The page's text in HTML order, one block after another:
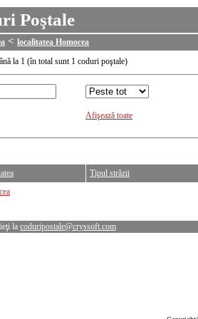
Poştale
< localitatea Homocea
la 1 (în total sunt 1 coduri poştale)
Afişează toate
Tipul străzii
la coduripostale@cryssoft.com